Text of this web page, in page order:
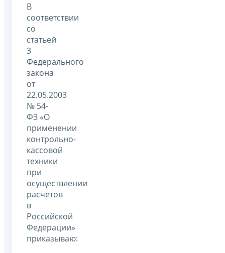
В
соответствии
со
статьей
3
Федерального
закона
от
22.05.2003
№ 54-
ФЗ «О
применении
контрольно-
кассовой
техники
при
осуществлении
расчетов
в
Российской
Федерации»
приказываю: